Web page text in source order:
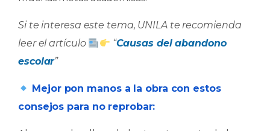
Si te interesa este tema, UNILA te recomienda
leer el artículo
​ “Causas del abandono
escolar”
Mejor pon manos a la obra con estos
consejos para no reprobar: